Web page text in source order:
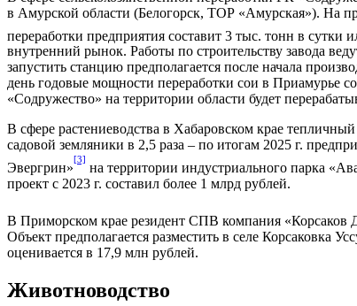
в Амурской области (Белогорск, ТОР «Амурская»). На
переработки предприятия составит 3 тыс. тонн в сутки
внутренний рынок. Работы по строительству завода
запустить станцию предполагается после начала
день годовые мощности переработки сои в Приамурье
«Содружество» на территории области будет
В сфере растениеводства в Хабаровском крае
садовой земляники в 2,5 раза – по итогам 2025 г.
Эвергрин»
[3]
на территории индустриального парка
проект с 2023 г. составил более 1 млрд рублей.
В Приморском крае резидент СПВ компания «Корсаков
Объект предполагается разместить в селе Корсаковка
оценивается в 17,9 млн рублей.
Животноводство